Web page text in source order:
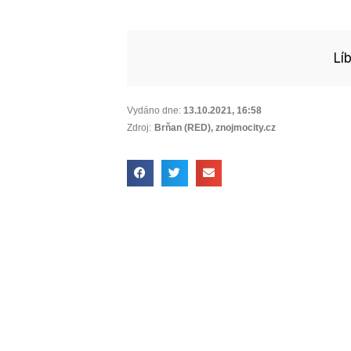
Vydáno dne: 13.10.2021, 16:58
Zdroj: Brňan (RED), znojmocity.cz